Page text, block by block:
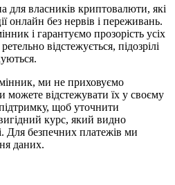
для власників криптовалюти, які
онлайн без нервів і переживань.
і гарантуємо прозорість усіх
відстежується, підозрілі
ми не приховуємо
відстежувати їх у своєму
щоб уточнити
курс, який видно
Для безпечних платежів ми
даних.